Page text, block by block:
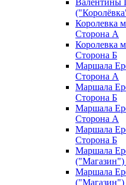
Валентины
Королевка
Сторона А
Королевка
Сторона Б
Маршала
Сторона А
Маршала
Сторона Б
Маршала
Сторона А
Маршала
Сторона Б
Маршала
("Магазин")
Маршала
("Магазин")